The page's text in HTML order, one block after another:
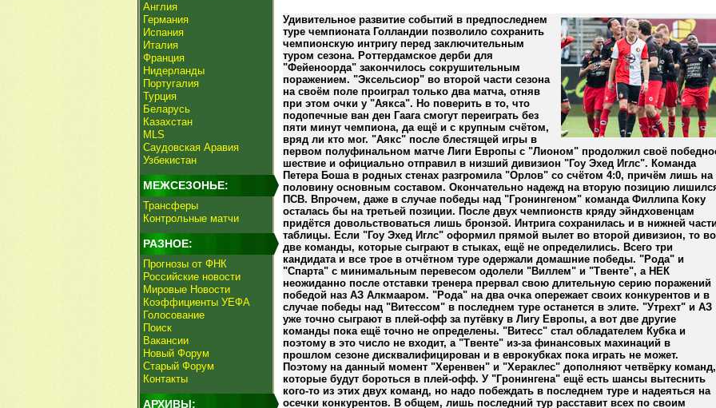
Англия
Германия
Испания
Италия
Франция
Нидерланды
Португалия
Турция
Беларусь
Казахстан
MLS
Саудовская Аравия
Узбекистан
МЕЖСЕЗОНЬЕ:
Трансферы
Контрольные матчи
РАЗНОЕ:
Прогнозы от ФНК
Российские новости
Мировые Новости
Коэффициенты УЕФА
Голосование
Поиск
Вакансии
Новый Форум
Старый Форум
Контакты
АРХИВЫ:
Удивительное развитие событий в предпоследнем
туре чемпионата Голландии позволило сохранить
чемпионскую интригу перед заключительным
туром сезона. Роттердамское дерби для
"Фейеноорда" закончилось сокрушительным
поражением. "Эксельсиор" во второй части сезона
на своём поле проиграл только два матча, отняв
при этом очки у "Аякса". Но поверить в то, что
подопечные ван ден Гаага смогут переиграть без
пяти минут чемпиона, да ещё и с крупным счётом,
вряд ли кто мог. "Аякс" после блестящей игры в
первом полуфинальном матче Лиги Европы с "Лионом" продолжил своё
шествие и официально отправил в низший дивизион "Гоу Эхед Иглс". Команда
Петера Боша в родных стенах разгромила "Орлов" со счётом 4:0, причём лишь на
половину основным составом. Окончательно надежд на вторую позицию
ПСВ. Впрочем, даже в случае победы над "Гронингеном" команда Филлипа Коку
осталась бы на третьей позиции. После двух чемпионств кряду эйндховенцам
придётся довольствоваться лишь бронзой. Интрига сохранилась и в нижней
таблицы. Если "Гоу Эхед Иглс" оформил прямой вылет во второй дивизион, то
две команды, которые сыграют в стыках, ещё не определились. Всего три
кандидата и все трое в отчётном туре одержали домашние победы. "Рода" и
"Спарта" с минимальным перевесом одолели "Виллем" и "Твенте", а НЕК
неожиданно после отставки тренера прервал свою длительную серию поражений
победой наз АЗ Алкмааром. "Рода" на два очка опережает своих конкурентов и в
случае победы над "Витессом" в последнем туре останется в элите. "Утрехт" и АЗ
уже точно сыграют в плей-офф за путёвку в Лигу Европы, а вот две другие
команды пока ещё точно не определены. "Витесс" стал обладателем Кубка и
поэтому в это число не входит, а "Твенте" из-за финансовых махинаций в
прошлом сезоне дисквалифицирован и в еврокубках пока играть не может.
Поэтому на данный момент "Херенвен" и "Хераклес" дополняют четвёрку команд,
которые будут бороться в плей-офф. У "Гронингена" ещё есть шансы вытеснить
кого-то из этих двух команд, но надо побеждать в последнем туре и надеяться на
осечки конкурентов. В общем, лишь последний тур расставит всех по своим